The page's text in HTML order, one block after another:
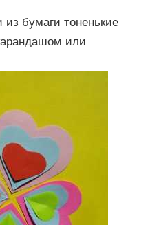
бумаги тоненькие
или